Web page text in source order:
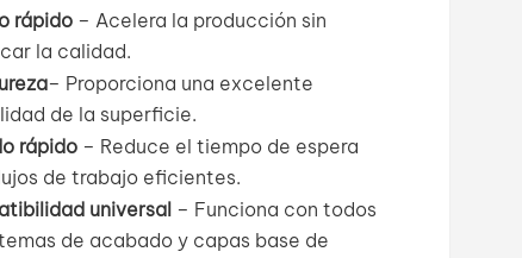
rápido– Acelera la producción sin
la calidad.
– Proporciona una excelente
de la superficie.
rápido– Reduce el tiempo de espera
de trabajo eficientes.
universal – Funciona con todos
de acabado y capas base de